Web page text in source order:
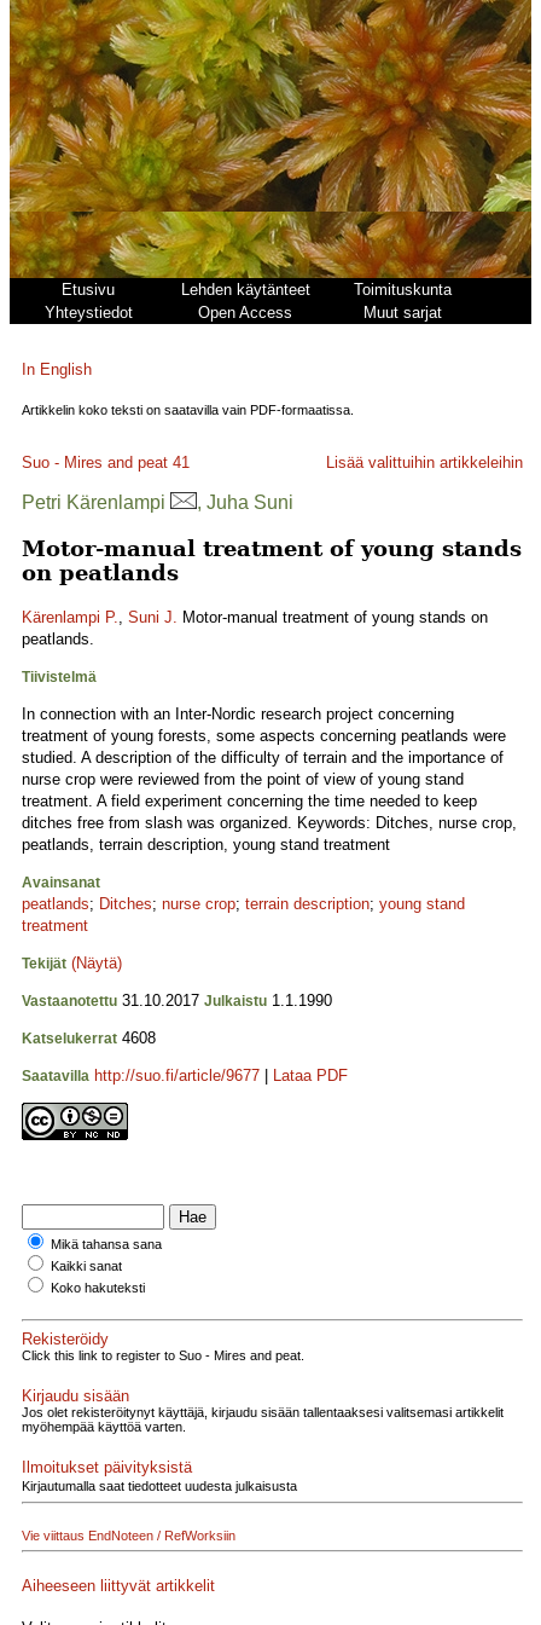
Etusivu Lehden käytänteet
Toimituskunta
Yhteystiedot
Open Access Muut sarjat
In English
Artikkelin koko teksti on saatavilla vain PDF-formaatissa.
Suo - Mires and peat 41 Lisää valittuihin artikkeleihin
Petri Kärenlampi , Juha Suni
Motor-manual treatment of young stands
on peatlands
Kärenlampi P., Suni J. Motor-manual treatment of young stands on
peatlands.
Tiivistelmä
In connection with an Inter-Nordic research project concerning
treatment of young forests, some aspects concerning peatlands were
studied. A description of the difficulty of terrain and the importance of
nurse crop were reviewed from the point of view of young stand
treatment. A field experiment concerning the time needed to keep
ditches free from slash was organized. Keywords: Ditches, nurse crop,
peatlands, terrain description, young stand treatment
Avainsanat
peatlands; Ditches; nurse crop; terrain description; young stand
treatment
Tekijät (Näytä)
Vastaanotettu 31.10.2017 Julkaistu 1.1.1990
Katselukerrat 4608
Saatavilla http://suo.fi/article/9677 Lataa PDF
Mikä tahansa sana
Kaikki sanat
Koko hakuteksti
Rekisteröidy
Click this link to register to Suo - Mires and peat.
Kirjaudu sisään
Jos olet rekisteröitynyt käyttäjä, kirjaudu sisään tallentaaksesi valitsemasi artikkelit
myöhempää käyttöä varten.
Ilmoitukset päivityksistä
Kirjautumalla saat tiedotteet uudesta julkaisusta
Vie viittaus EndNoteen / RefWorksiin
Aiheeseen liittyvät artikkelit